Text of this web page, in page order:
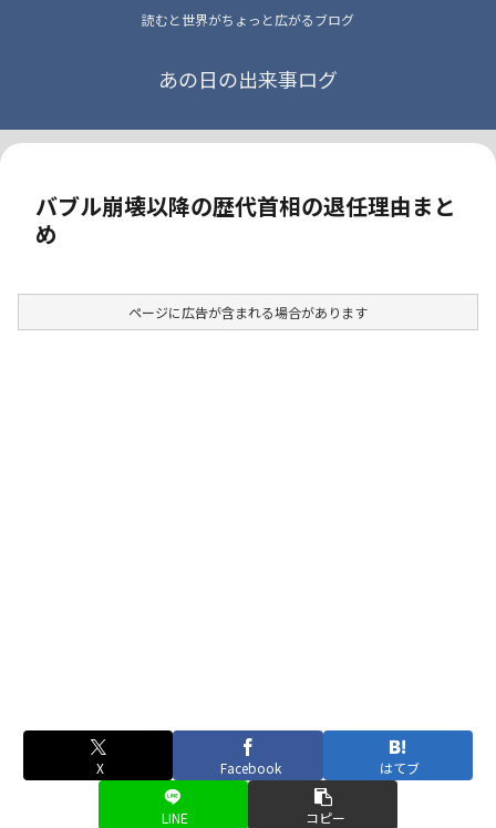
読むと世界がちょっと広がるブログ
あの日の出来事ログ
バブル崩壊以降の歴代首相の退任理由まと
め
ページに広告が含まれる場合があります
X Facebook はてブ
LINE コピー